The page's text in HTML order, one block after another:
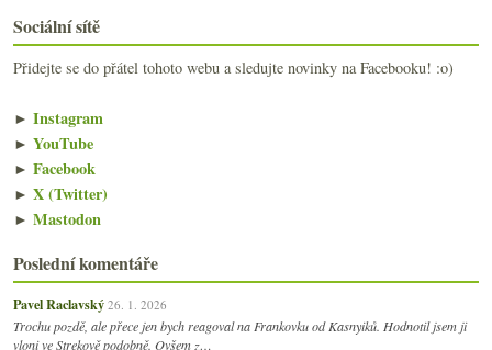
Sociální sítě
Přidejte se do přátel tohoto webu a sledujte novinky na Facebooku! :o)
► Instagram
► YouTube
► Facebook
► X (Twitter)
► Mastodon
Poslední komentáře
Pavel Raclavský 26. 1. 2026
Trochu pozdě, ale přece jen bych reagoval na Frankovku od Kasnyiků. Hodnotil jsem ji
vloni ve Strekově podobně. Ovšem z…